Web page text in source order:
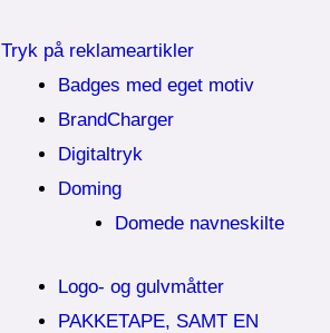
Tryk på reklameartikler
Badges med eget motiv
BrandCharger
Digitaltryk
Doming
Domede navneskilte
Logo- og gulvmåtter
PAKKETAPE, SAMT EN